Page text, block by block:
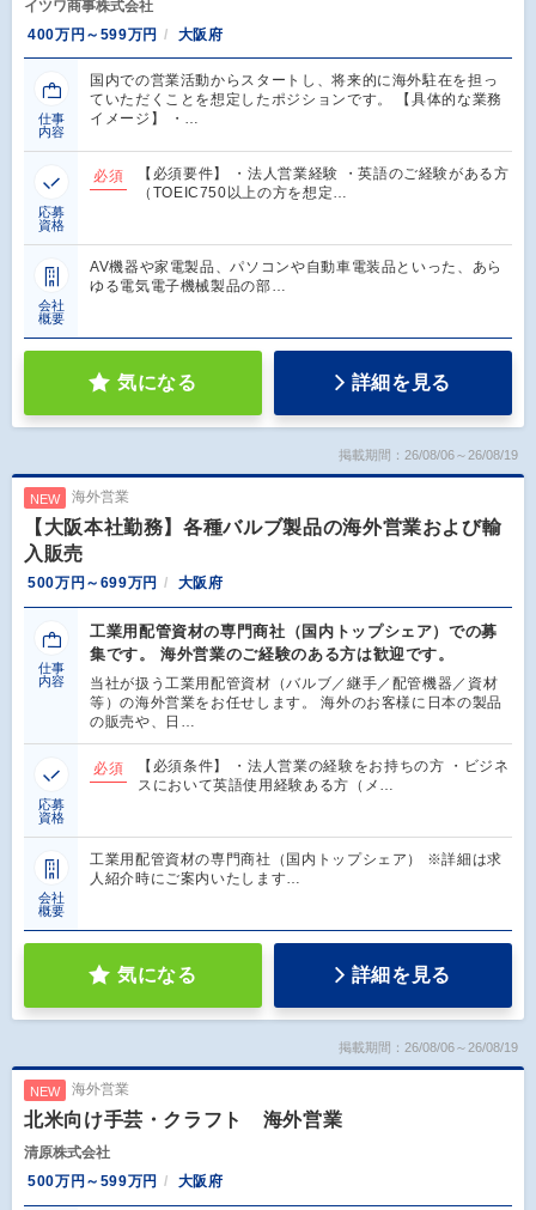
イツワ商事株式会社
400万円～599万円
大阪府
仕事
内容
国内での営業活動からスタートし、将来的に海外駐在を担っ
ていただくことを想定したポジションです。 【具体的な業務
イメージ】 ・…
応募
資格
必須
【必須要件】 ・法人営業経験 ・英語のご経験がある方
（TOEIC750以上の方を想定…
会社
概要
AV機器や家電製品、パソコンや自動車電装品といった、あら
ゆる電気電子機械製品の部…
気になる 詳細を見る
掲載期間：26/08/06～26/08/19
NEW 海外営業
【大阪本社勤務】各種バルブ製品の海外営業および輸
入販売
500万円～699万円 大阪府
仕事
内容
工業用配管資材の専門商社（国内トップシェア）での募
集です。 海外営業のご経験のある方は歓迎です。
当社が扱う工業用配管資材（バルブ／継手／配管機器／資材
等）の海外営業をお任せします。 海外のお客様に日本の製品
の販売や、日…
応募
資格
必須
【必須条件】 ・法人営業の経験をお持ちの方 ・ビジネ
スにおいて英語使用経験ある方（メ…
会社
概要
工業用配管資材の専門商社（国内トップシェア） ※詳細は求
人紹介時にご案内いたします…
気になる 詳細を見る
掲載期間：26/08/06～26/08/19
NEW 海外営業
北米向け手芸・クラフト 海外営業
清原株式会社
500万円～599万円
大阪府